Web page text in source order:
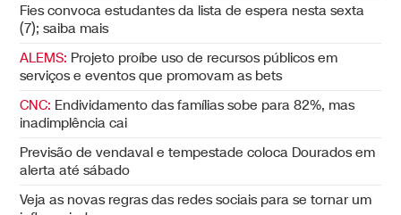
Fies convoca estudantes da lista de espera nesta sexta
(7); saiba mais
ALEMS: Projeto proíbe uso de recursos públicos em
serviços e eventos que promovam as bets
CNC: Endividamento das famílias sobe para 82%, mas
inadimplência cai
Previsão de vendaval e tempestade coloca Dourados em
alerta até sábado
Veja as novas regras das redes sociais para se tornar um